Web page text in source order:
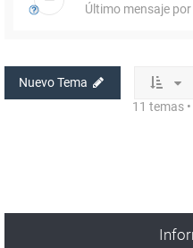
Último mensaje por
Nuevo Tema
11 temas